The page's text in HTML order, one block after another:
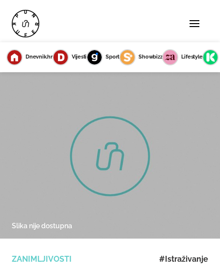
Dnevnik.hr Vijesti Sport Showbizz Lifestyle
ZANIMLJIVOSTI #Istraživanje
Slika nije dostupna